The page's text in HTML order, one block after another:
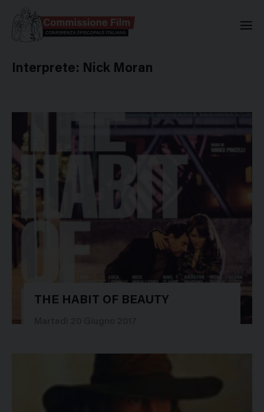
Interprete: Nick Moran
THE HABIT OF BEAUTY